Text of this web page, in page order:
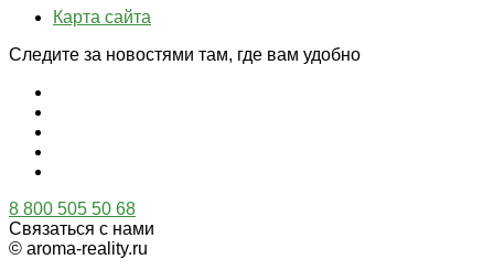
Карта сайта
Следите за новостями там, где вам удобно
8 800 505 50 68
Связаться с нами
© aroma-reality.ru